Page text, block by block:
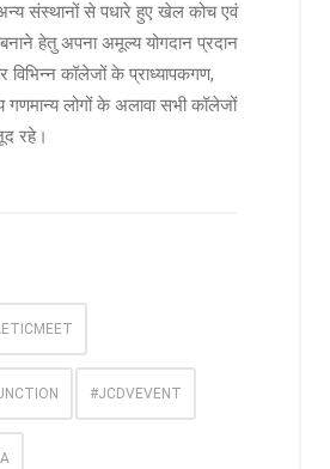
संस्थानों से पधारे हुए खेल कोच एवं
हेतु अपना अमूल्य योगदान प्रदान
कॉलेजों के प्राध्यापकगण,
गणमान्य लोगों के अलावा सभी कॉलेजों
रहे।
#JCDVEVENT